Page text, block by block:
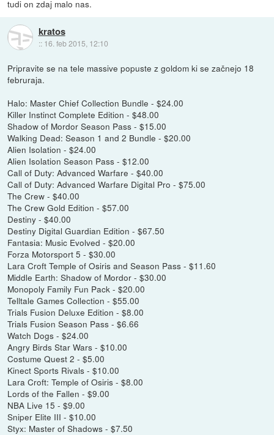
tudi on zdaj malo nas.
kratos
:: 16. feb 2015, 12:10
Pripravite se na tele massive popuste z goldom ki se začnejo 18
februraja.
Halo: Master Chief Collection Bundle - $24.00
Killer Instinct Complete Edition - $48.00
Shadow of Mordor Season Pass - $15.00
Walking Dead: Season 1 and 2 Bundle - $20.00
Alien Isolation - $24.00
Alien Isolation Season Pass - $12.00
Call of Duty: Advanced Warfare - $40.00
Call of Duty: Advanced Warfare Digital Pro - $75.00
The Crew - $40.00
The Crew Gold Edition - $57.00
Destiny - $40.00
Destiny Digital Guardian Edition - $67.50
Fantasia: Music Evolved - $20.00
Forza Motorsport 5 - $30.00
Lara Croft Temple of Osiris and Season Pass - $11.60
Middle Earth: Shadow of Mordor - $30.00
Monopoly Family Fun Pack - $20.00
Telltale Games Collection - $55.00
Trials Fusion Deluxe Edition - $8.00
Trials Fusion Season Pass - $6.66
Watch Dogs - $24.00
Angry Birds Star Wars - $10.00
Costume Quest 2 - $5.00
Kinect Sports Rivals - $10.00
Lara Croft: Temple of Osiris - $8.00
Lords of the Fallen - $9.00
NBA Live 15 - $9.00
Sniper Elite III - $10.00
Styx: Master of Shadows - $7.50